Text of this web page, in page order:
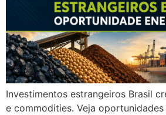
Investimentos estrangeiros Brasil
e commodities. Veja